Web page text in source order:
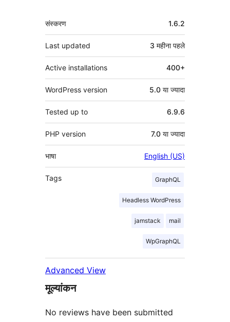
मेटा
संस्करण 1.6.2
Last updated 3 महीनापहले
Active installations 400+
WordPress version 5.0 या ज्यादा
Tested up to 6.9.6
PHP version 7.0 या ज्यादा
भाषा English (US)
Tags GraphQL
Headless WordPress
jamstack mail
WpGraphQL
Advanced View
मूल्यांकन
No reviews have been submitted